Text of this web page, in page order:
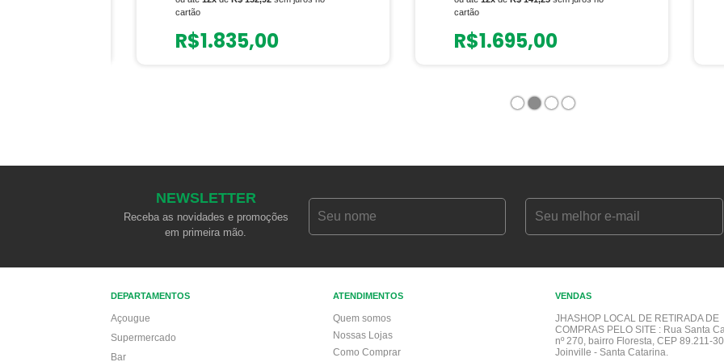
cartão
R$1.835,00
cartão
R$1.695,00
1 2 3 4
NEWSLETTER
Receba as novidades e promoções
em primeira mão.
DEPARTAMENTOS
Açougue
Supermercado
Bar
ATENDIMENTOS
Quem somos
Nossas Lojas
Como Comprar
VENDAS
JHASHOP LOCAL DE RETIRADA DE
COMPRAS PELO SITE : Rua Santa
nº 270, bairro Floresta, CEP 89.211-
Joinville - Santa Catarina.